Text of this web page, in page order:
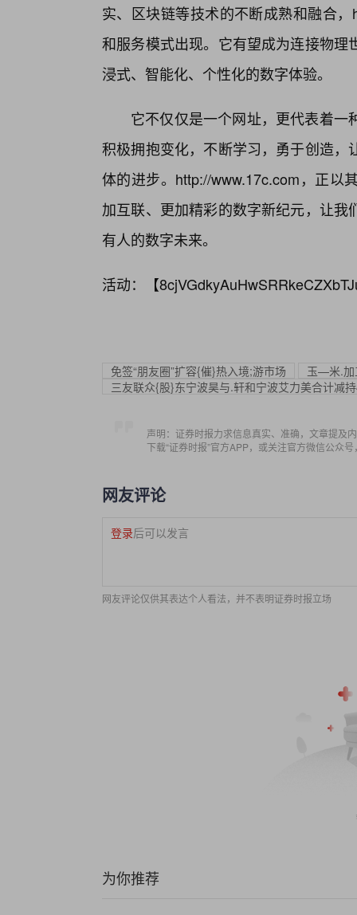
实、区块链等技术的不断成熟和融合
和服务模式出现。它有望成为连接物
浸式、智能化、个性化的数字体验。
它不仅仅是一个网址，更代表着
积极拥抱变化，不断学习，勇于创造
体的进步。http://www.17c.com，正以
加互联、更加精彩的数字新纪元，让
有人的数字未来。
活动：【
免签“朋友圈”扩容{催}热入境;游市场
玉—米.加
三友联众{股}东宁波昊与.轩和宁波艾力美合计减
声明：证券时报力求信息真实、准确，文章提及
下载“证券时报”官方APP，或关注官方微信公众
网友评论
登录后可以发言
网友评论仅供其表达个人看法，并不表明证券时报立场
为你推荐